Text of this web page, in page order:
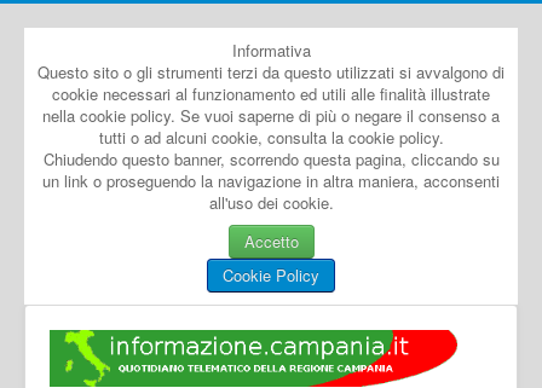
Informativa
Questo sito o gli strumenti terzi da questo utilizzati si avvalgono di
cookie necessari al funzionamento ed utili alle finalità illustrate
nella cookie policy. Se vuoi saperne di più o negare il consenso a
tutti o ad alcuni cookie, consulta la cookie policy.
Chiudendo questo banner, scorrendo questa pagina, cliccando su
un link o proseguendo la navigazione in altra maniera, acconsenti
all'uso dei cookie.
Accetto
Cookie Policy